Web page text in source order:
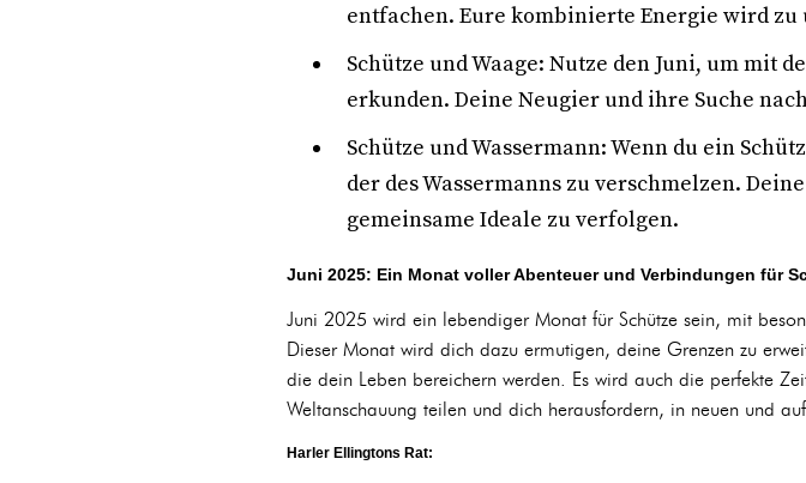
entfachen. Eure kombinierte Energie wird
Schütze und Waage: Nutze den Juni, um mit
erkunden. Deine Neugier und ihre Suche
Schütze und Wassermann: Wenn du ein
der des Wassermanns zu verschmelzen.
gemeinsame Ideale zu verfolgen.
Juni 2025: Ein Monat voller Abenteuer und Verbindungen für
Juni 2025 wird ein lebendiger Monat für Schütze sein, mit
Dieser Monat wird dich dazu ermutigen, deine Grenzen zu
die dein Leben bereichern werden. Es wird auch die perfekte
Weltanschauung teilen und dich herausfordern, in neuen und
Harler Ellingtons Rat: